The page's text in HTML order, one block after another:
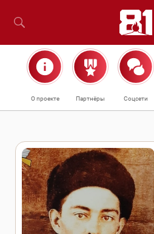
О проекте Партнёры Соцсети